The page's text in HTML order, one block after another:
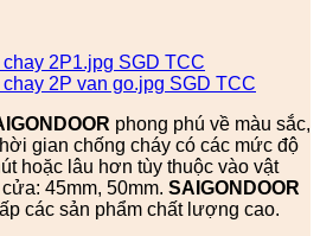
phong phú về màu sắc,
gian chống cháy có các mức độ
hoặc lâu hơn tùy thuộc vào vật
45mm, 50mm. SAIGONDOOR
các sản phẩm chất lượng cao.